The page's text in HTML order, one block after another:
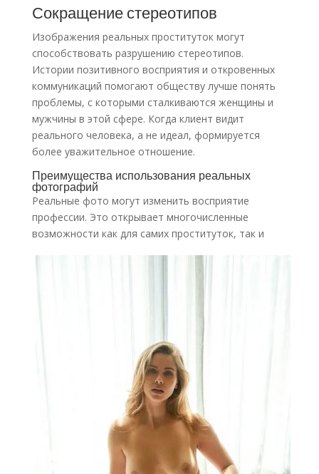
Сокращение стереотипов
Изображения реальных проституток могут
способствовать разрушению стереотипов.
Истории позитивного восприятия и откровенных
коммуникаций помогают обществу лучше понять
проблемы, с которыми сталкиваются женщины и
мужчины в этой сфере. Когда клиент видит
реального человека, а не идеал, формируется
более уважительное отношение.
Преимущества использования реальных
фотографий
Реальные фото могут изменить восприятие
профессии. Это открывает многочисленные
возможности как для самих проституток, так и